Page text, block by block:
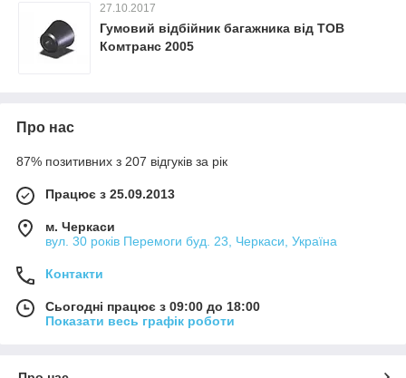
27.10.2017
Гумовий відбійник багажника від ТОВ
Комтранс 2005
Про нас
87% позитивних з 207 відгуків за рік
Працює з 25.09.2013
м. Черкаси
вул. 30 років Перемоги буд. 23, Черкаси, Україна
Контакти
Сьогодні працює з 09:00 до 18:00
Показати весь графік роботи